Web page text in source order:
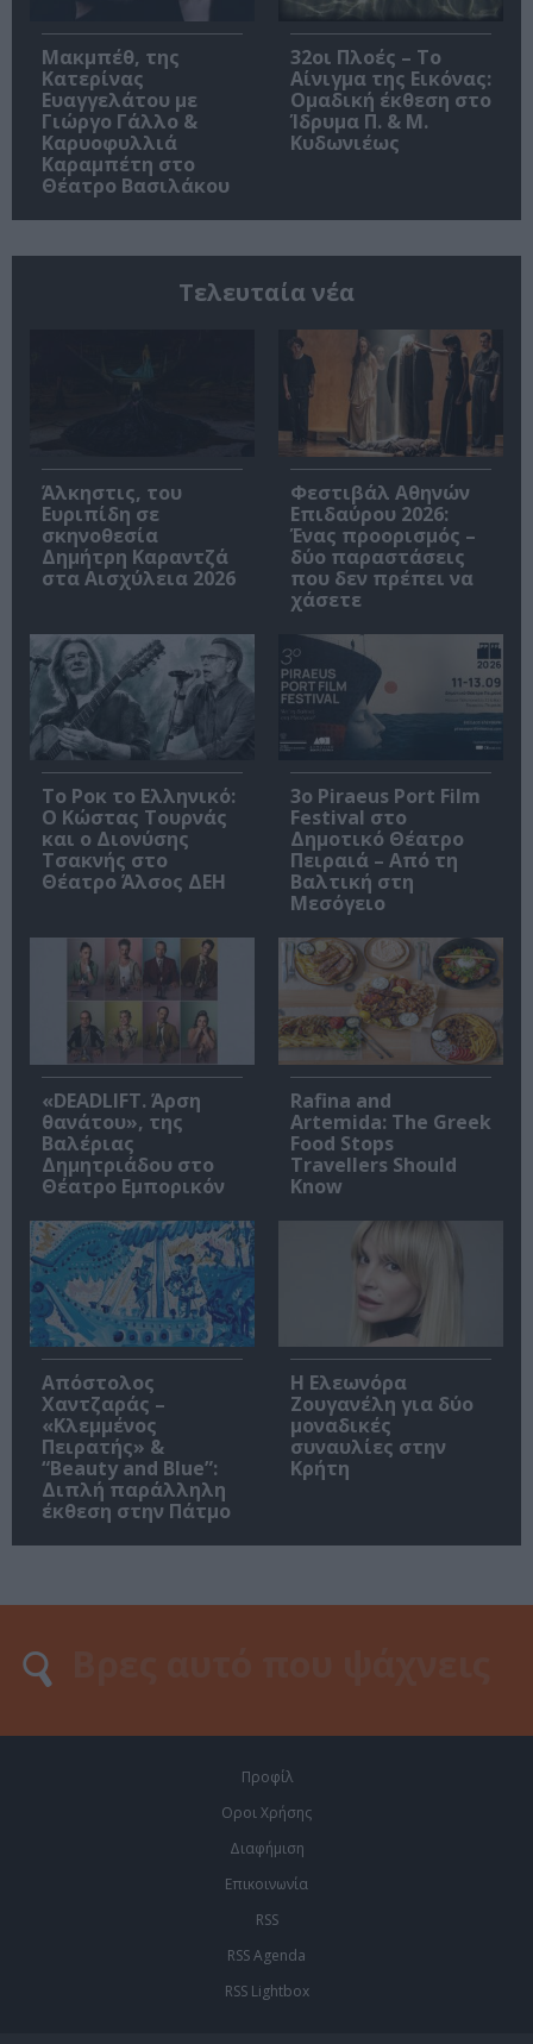
Μακμπέθ, της
Κατερίνας
Ευαγγελάτου με
Γιώργο Γάλλο &
Καρυοφυλλιά
Καραμπέτη στο
Θέατρο Βασιλάκου
32οι Πλοές – Το
Αίνιγμα της Εικόνας:
Ομαδική έκθεση στο
Ίδρυμα Π. & Μ.
Κυδωνιέως
Τελευταία νέα
Άλκηστις, του
Ευριπίδη σε
σκηνοθεσία
Δημήτρη Καραντζά
στα Αισχύλεια 2026
Φεστιβάλ Αθηνών
Επιδαύρου 2026:
Ένας προορισμός –
δύο παραστάσεις
που δεν πρέπει να
χάσετε
Το Ροκ το Ελληνικό:
Ο Κώστας Τουρνάς
και ο Διονύσης
Τσακνής στο
Θέατρο Άλσος ΔΕΗ
3o Piraeus Port Film
Festival στο
Δημοτικό Θέατρο
Πειραιά – Από τη
Βαλτική στη
Μεσόγειο
«DEADLIFT. Άρση
θανάτου», της
Βαλέριας
Δημητριάδου στο
Θέατρο Εμπορικόν
Rafina and
Artemida: The Greek
Food Stops
Travellers Should
Know
Απόστολος
Χαντζαράς –
«Κλεμμένος
Πειρατής» &
“Beauty and Blue”:
Διπλή παράλληλη
έκθεση στην Πάτμο
Η Ελεωνόρα
Ζουγανέλη για δύο
μοναδικές
συναυλίες στην
Κρήτη
Προφίλ
Οροι Χρήσης
Διαφήμιση
Επικοινωνία
RSS
RSS Agenda
RSS Lightbox